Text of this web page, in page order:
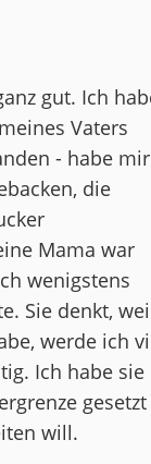
gut. Ich
Vaters
- habe mir
die
Mama war
wenigstens
Sie denkt,
werde ich
Ich habe
will.